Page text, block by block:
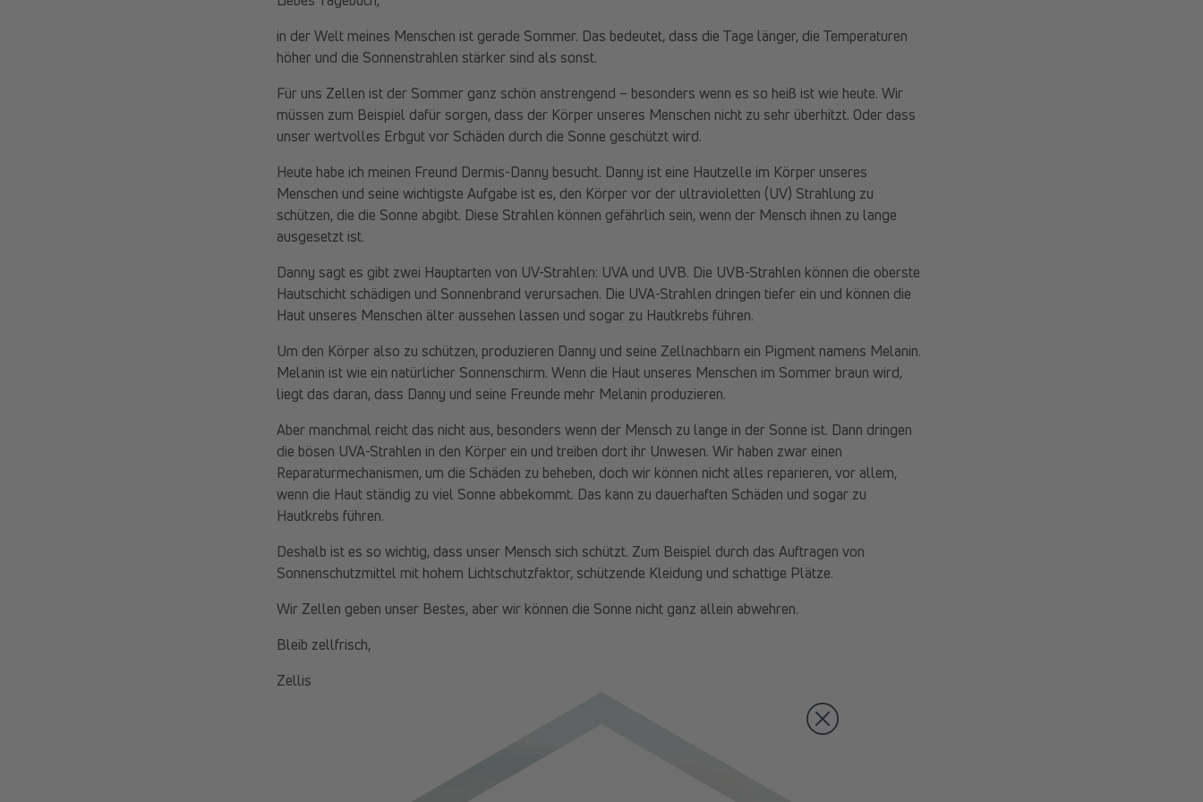
in der Welt meines Menschen ist gerade Sommer. Das bedeutet, dass die Tage länger, die Temperaturen
höher und die Sonnenstrahlen stärker sind als sonst.
Für uns Zellen ist der Sommer ganz schön anstrengend – besonders wenn es so heiß ist wie heute. Wir
müssen zum Beispiel dafür sorgen, dass der Körper unseres Menschen nicht zu sehr überhitzt. Oder dass
unser wertvolles Erbgut vor Schäden durch die Sonne geschützt wird.
Heute habe ich meinen Freund Dermis-Danny besucht. Danny ist eine Hautzelle im Körper unseres
Menschen und seine wichtigste Aufgabe ist es, den Körper vor der ultravioletten (UV) Strahlung zu
schützen, die die Sonne abgibt. Diese Strahlen können gefährlich sein, wenn der Mensch ihnen zu lange
ausgesetzt ist.
Danny sagt es gibt zwei Hauptarten von UV-Strahlen: UVA und UVB. Die UVB-Strahlen können die oberste
Hautschicht schädigen und Sonnenbrand verursachen. Die UVA-Strahlen dringen tiefer ein und können die
Haut unseres Menschen älter aussehen lassen und sogar zu Hautkrebs führen.
Um den Körper also zu schützen, produzieren Danny und seine Zellnachbarn ein Pigment namens Melanin.
Melanin ist wie ein natürlicher Sonnenschirm. Wenn die Haut unseres Menschen im Sommer braun wird,
liegt das daran, dass Danny und seine Freunde mehr Melanin produzieren.
Aber manchmal reicht das nicht aus, besonders wenn der Mensch zu lange in der Sonne ist. Dann dringen
die bösen UVA-Strahlen in den Körper ein und treiben dort ihr Unwesen. Wir haben zwar einen
Reparaturmechanismen, um die Schäden zu beheben, doch wir können nicht alles reparieren, vor allem,
wenn die Haut ständig zu viel Sonne abbekommt. Das kann zu dauerhaften Schäden und sogar zu
Hautkrebs führen.
Deshalb ist es so wichtig, dass unser Mensch sich schützt. Zum Beispiel durch das Auftragen von
Sonnenschutzmittel mit hohem Lichtschutzfaktor, schützende Kleidung und schattige Plätze.
Wir Zellen geben unser Bestes, aber wir können die Sonne nicht ganz allein abwehren.
Bleib zellfrisch,
Zellis